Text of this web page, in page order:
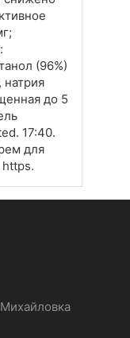
(96%)
натрия
до 5
17:40.
для
https.